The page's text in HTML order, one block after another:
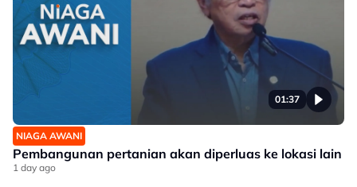
01:37
NIAGA AWANI
Pembangunan pertanian akan diperluas ke lokasi lain
1 day ago